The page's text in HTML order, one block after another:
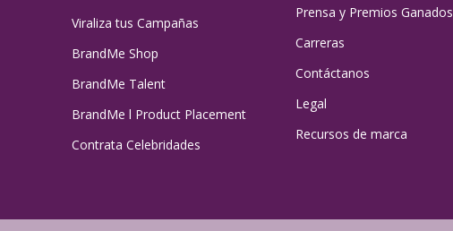
Viraliza tus Campañas
BrandMe Shop
BrandMe Talent
BrandMe l Product Placement
Contrata Celebridades
Prensa y Premios Ganados
Carreras
Contáctanos
Legal
Recursos de marca